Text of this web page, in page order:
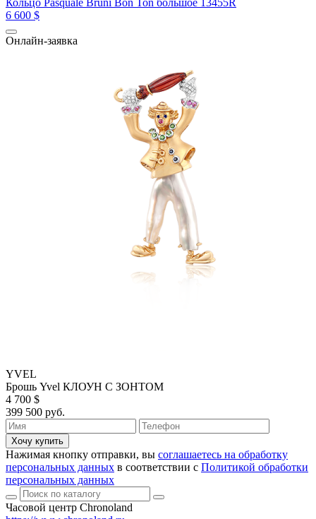
6 600 $
Онлайн-заявка
YVEL
Брошь Yvel КЛОУН С ЗОНТОМ
4 700 $
399 500 руб.
Хочу купить
Нажимая кнопку отправки, вы соглашаетесь на обработку
персональных данных в соответствии с Политикой обработки
персональных данных
Часовой центр Chronoland